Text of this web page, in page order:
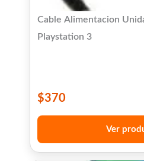
Cable Alimentacion
Playstation 3
$370
Ver